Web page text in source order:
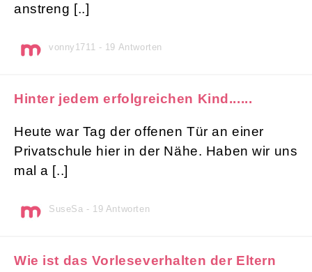
anstreng [..]
vonny1711 - 19 Antworten
Hinter jedem erfolgreichen Kind......
Heute war Tag der offenen Tür an einer
Privatschule hier in der Nähe. Haben wir uns
mal a [..]
SuseSa - 19 Antworten
Wie ist das Vorleseverhalten der Eltern